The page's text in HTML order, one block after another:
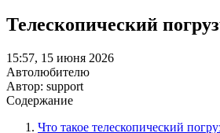
Телескопический
15:57, 15 июня 2026
Автолюбителю
Автор: support
Содержание
Что такое телескопический